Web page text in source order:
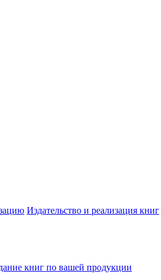
Издательство и реализация книг
книг по вашей продукции